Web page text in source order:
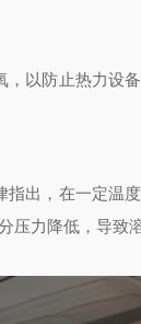
以防止热力设
出，在一定温
压力降低，导